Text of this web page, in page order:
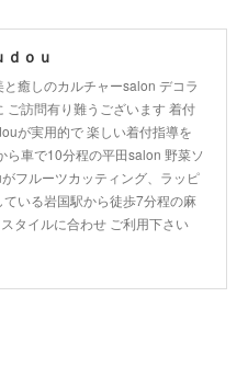
ｏｕ
癒しのカルチャーsalon デコラ
ご訪問有り難うございます 着付
が実用的で 楽しい着付指導を
ら車で10分程の平田salon 野菜ソ
フルーツカッティング、ラッピ
いる岩国駅から徒歩7分程の麻
タイルに合わせ ご利用下さい